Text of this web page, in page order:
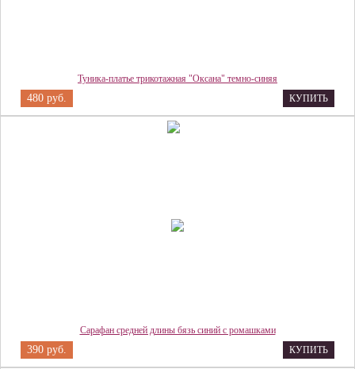
Туника-платье трикотажная "Оксана" темно-синяя
480 руб. КУПИТЬ
Сарафан средней длины бязь синий с ромашками
390 руб. КУПИТЬ